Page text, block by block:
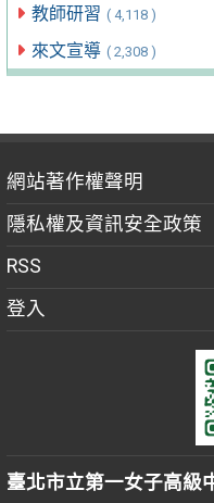
教師研習 ( 4,118 )
來文宣導 ( 2,308 )
網站著作權聲明
隱私權及資訊安全政策
RSS
登入
臺北市立第一女子高級